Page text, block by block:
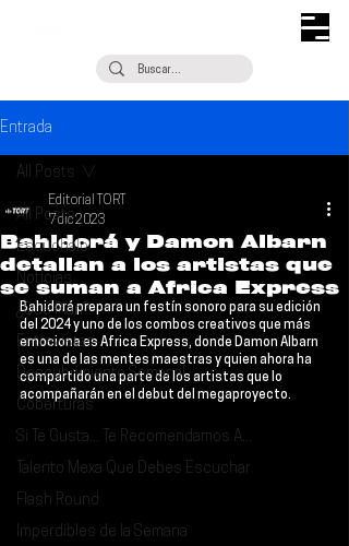
Entrada
All Posts
Escúchalo
Noticias
¿Qué Plan?
Entrevistas
Descubrimiento Semanal
Coberturas
Si Te Gusta... Te Recomendamos A...
Talento Mexa Que Debes Escuchar
Flash Round
Imperdibles de la Semana
All Posts
Bahidorá y Damon Albarn
detallan a los artistas que
se suman a Africa Express
Editorial TORT
7 dic 2023
Bahidorá prepara un festín sonoro para su edición
del 2024 y uno de los combos creativos que más
emociona es Africa Express, donde Damon Albarn
es una de las mentes maestras y quien ahora ha
compartido una parte de los artistas que lo
acompañarán en el debut del megaproyecto.